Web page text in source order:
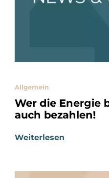
Allgemein
Wer die Energie
auch bezahlen!
Weiterlesen